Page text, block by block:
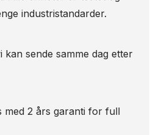
industristandarder.
sende samme dag etter
med 2 års garanti for full